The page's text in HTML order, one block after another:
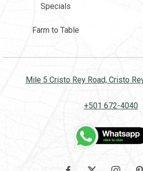
Mile 5 Cristo Rey Road, Cristo
+501 672-4040
Specials
Farm to Table